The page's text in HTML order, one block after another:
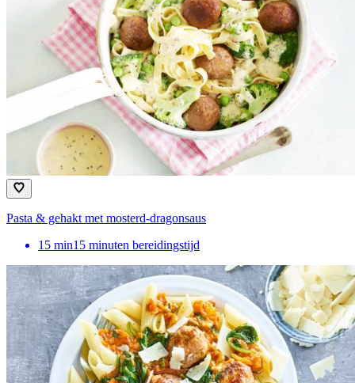
Pasta & gehakt met mosterd-dragonsaus
15 min15 minuten bereidingstijd